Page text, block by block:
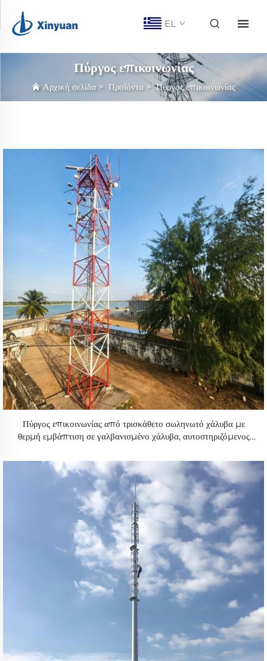
EL
Πύργος επικοινωνίας
Αρχική σελίδα> Προϊόντα>Πύργος επικοινωνίας
Πύργος επικοινωνίας από τρισκάθετο σωληνωτό χάλυβα με
θερμή εμβάπτιση σε γαλβανισμένο χάλυβα, αυτοστηριζόμενος